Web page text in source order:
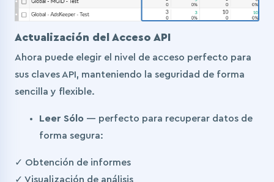
Actualización del Acceso API
Ahora puede elegir el nivel de acceso perfecto para
sus claves API, manteniendo la seguridad de forma
sencilla y flexible.
Leer Sólo — perfecto para recuperar datos de
forma segura:
✓ Obtención de informes
✓ Visualización de análisis